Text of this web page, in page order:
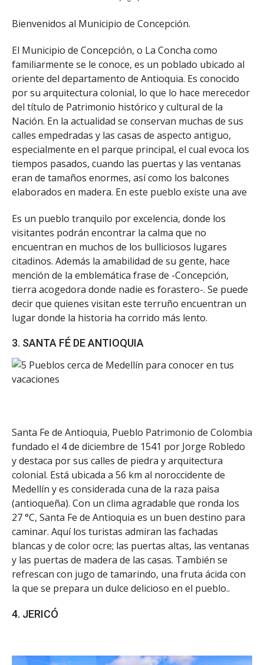
Bienvenidos al Municipio de Concepción.
El Municipio de Concepción, o La Concha como
familiarmente se le conoce, es un poblado ubicado al
oriente del departamento de Antioquia. Es conocido
por su arquitectura colonial, lo que lo hace merecedor
del título de Patrimonio histórico y cultural de la
Nación. En la actualidad se conservan muchas de sus
calles empedradas y las casas de aspecto antiguo,
especialmente en el parque principal, el cual evoca los
tiempos pasados, cuando las puertas y las ventanas
eran de tamaños enormes, así como los balcones
elaborados en madera. En este pueblo existe una ave
Es un pueblo tranquilo por excelencia, donde los
visitantes podrán encontrar la calma que no
encuentran en muchos de los bulliciosos lugares
citadinos. Además la amabilidad de su gente, hace
mención de la emblemática frase de -Concepción,
tierra acogedora donde nadie es forastero-. Se puede
decir que quienes visitan este terruño encuentran un
lugar donde la historia ha corrido más lento.
3. SANTA FÉ DE ANTIOQUIA
Santa Fe de Antioquia, Pueblo Patrimonio de Colombia
fundado el 4 de diciembre de 1541 por Jorge Robledo
y destaca por sus calles de piedra y arquitectura
colonial. Está ubicada a 56 km al noroccidente de
Medellín y es considerada cuna de la raza paisa
(antioqueña). Con un clima agradable que ronda los
27 °C, Santa Fe de Antioquia es un buen destino para
caminar. Aquí los turistas admiran las fachadas
blancas y de color ocre; las puertas altas, las ventanas
y las puertas de madera de las casas. También se
refrescan con jugo de tamarindo, una fruta ácida con
la que se prepara un dulce delicioso en el pueblo..
4. JERICÓ